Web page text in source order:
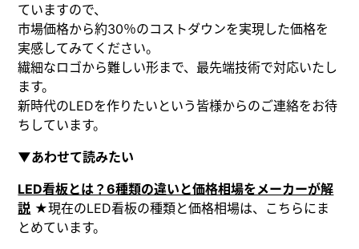
ていますので、
市場価格から約30％のコストダウンを実現した価格を
実感してみてください。
繊細なロゴから難しい形まで、最先端技術で対応いたし
ます。
新時代のLEDを作りたいという皆様からのご連絡をお待
ちしています。
▼あわせて読みたい
LED看板とは？6種類の違いと価格相場をメーカーが解
説 ★現在のLED看板の種類と価格相場は、こちらにま
とめています。